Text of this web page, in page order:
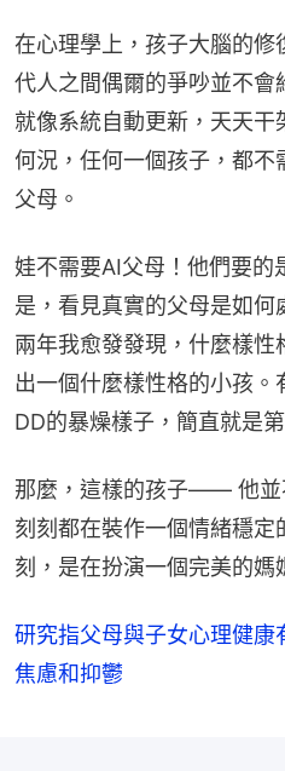
在心理學上，孩子大腦的修
代人之間偶爾的爭吵並不會
就像系統自動更新，天天
何況，任何一個孩子，都不
父母。
娃不需要AI父母！他們要的
是，看見真實的父母是如
兩年我愈發發現，什麼樣
出一個什麼樣性格的小孩。
DD的暴燥樣子，簡直就是
那麼，這樣的孩子—— 他並
刻刻都在裝作一個情緒穩
刻，是在扮演一個完美的媽
研究指父母與子女心理健
焦慮和抑鬱